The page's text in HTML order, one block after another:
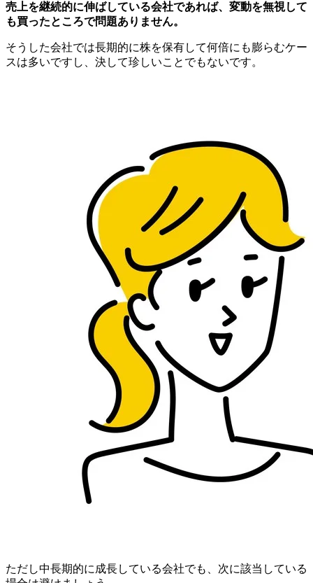
売上を継続的に伸ばしている会社であれば、変動を無視して
も買ったところで問題ありません。
そうした会社では長期的に株を保有して何倍にも膨らむケー
スは多いですし、決して珍しいことでもないです。
ただし中長期的に成長している会社でも、次に該当している